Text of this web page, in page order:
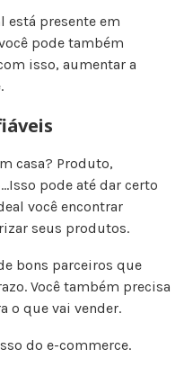
presente em
pode também
isso, aumentar a
casa? Produto,
pode até dar certo
você encontrar
seus produtos.
bons parceiros que
Você também precisa
o que vai vender.
do e-commerce.